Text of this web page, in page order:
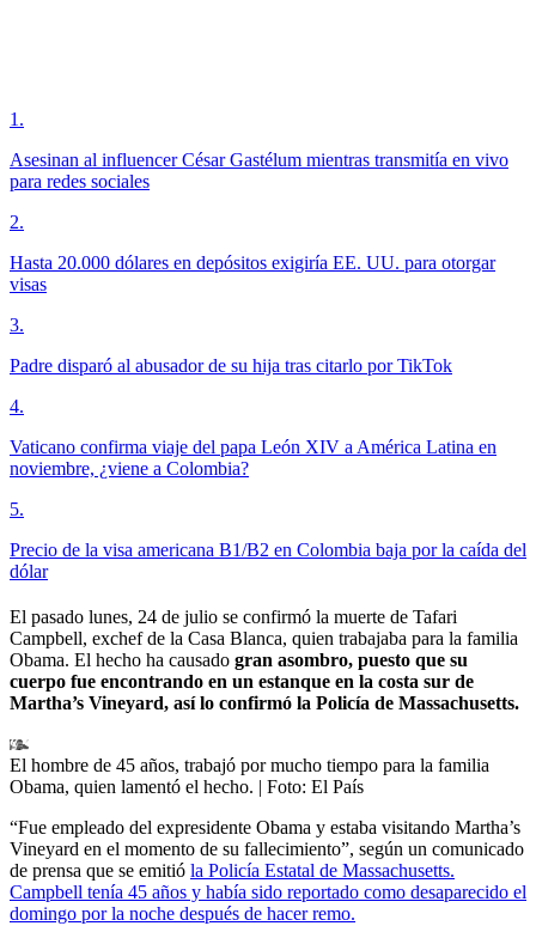
1 .
Asesinan al influencer César Gastélum mientras transmitía en vivo
para redes sociales
2.
Hasta 20.000 dólares en depósitos exigiría EE. UU. para otorgar
visas
3.
Padre disparó al abusador de su hija tras citarlo por TikTok
4.
Vaticano confirma viaje del papa León XIV a América Latina en
noviembre, ¿viene a Colombia?
5.
Precio de la visa americana B1/B2 en Colombia baja por la caída del
dólar
El pasado lunes, 24 de julio se confirmó la muerte de Tafari
Campbell, exchef de la Casa Blanca, quien trabajaba para la familia
Obama. El hecho ha causado gran asombro, puesto que su
cuerpo fue encontrando en un estanque en la costa sur de
Martha’s Vineyard, así lo confirmó la Policía de Massachusetts.
El hombre de 45 años, trabajó por mucho tiempo para la familia
Obama, quien lamentó el hecho. | Foto: El País
“Fue empleado del expresidente Obama y estaba visitando Martha’s
Vineyard en el momento de su fallecimiento”, según un comunicado
de prensa que se emitió la Policía Estatal de Massachusetts.
Campbell tenía 45 años y había sido reportado como desaparecido el
domingo por la noche después de hacer remo.